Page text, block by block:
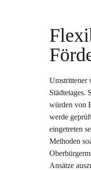
Umstrittener
Städtetages.
würden von
werde
eingetreten
Methoden
Ansätze